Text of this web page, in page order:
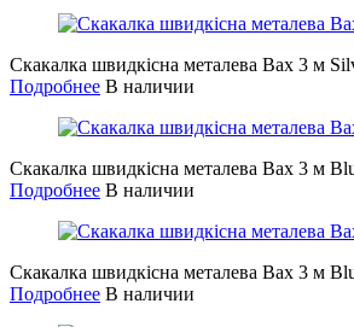
Скакалка швидкісна металева Bax 3 м
Подробнее В наличии
Скакалка швидкісна металева Bax 3 м
Подробнее В наличии
Скакалка швидкісна металева Bax 3 м
Подробнее В наличии